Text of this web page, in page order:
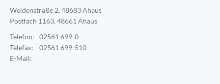
Weidenstraße 2, 48683 Ahaus
Postfach 1163, 48661 Ahaus
Telefon:
02561 699-0
Telefax:
02561 699-510
E-Mail: